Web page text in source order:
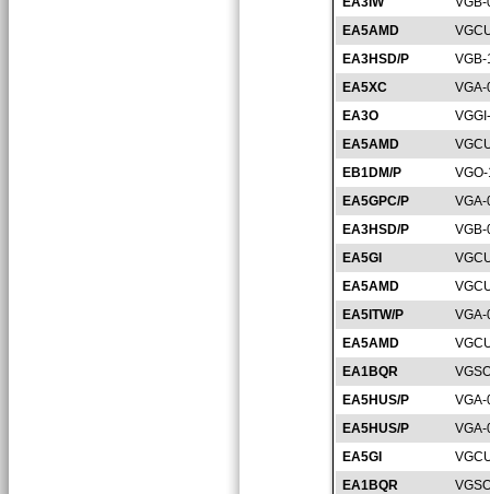
EA5AMD
EA3HSD/P
EA5XC
EA3O
EA5AMD
EB1DM/P
EA5GPC/P
EA3HSD/P
EA5GI
EA5AMD
EA5ITW/P
EA5AMD
EA1BQR
EA5HUS/P
EA5HUS/P
EA5GI
EA1BQR